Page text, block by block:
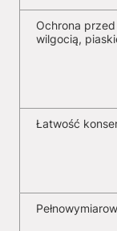
Ochrona
wilgocią,
Łatwość